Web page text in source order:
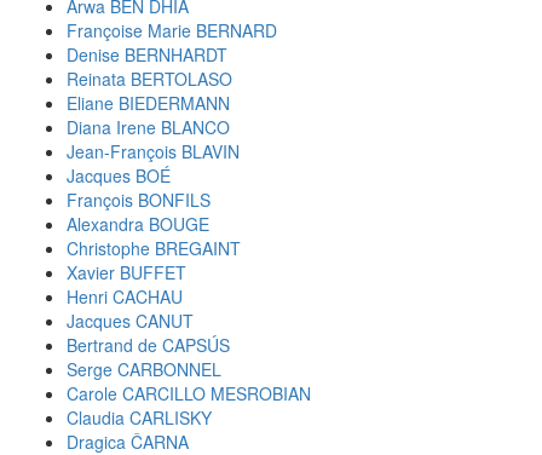
Arwa BEN DHIA
Françoise Marie BERNARD
Denise BERNHARDT
Reinata BERTOLASO
Eliane BIEDERMANN
Diana Irene BLANCO
Jean-François BLAVIN
Jacques BOÉ
François BONFILS
Alexandra BOUGE
Christophe BREGAINT
Xavier BUFFET
Henri CACHAU
Jacques CANUT
Bertrand de CAPSÚS
Serge CARBONNEL
Carole CARCILLO MESROBIAN
Claudia CARLISKY
Dragica ČARNA